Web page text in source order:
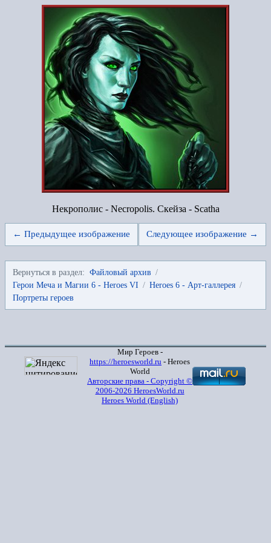
Некрополис - Necropolis. Скейза - Scatha
← Предыдущее изображение Следующее изображение →
Вернуться в раздел: Файловый архив /
Герои Меча и Магии 6 - Heroes VI / Heroes 6 - Арт-галлерея /
Портреты героев
Мир Героев -
https://heroesworld.ru - Heroes
World
Авторские права - Copyright ©
2006-2026 HeroesWorld.ru
Heroes World (English)